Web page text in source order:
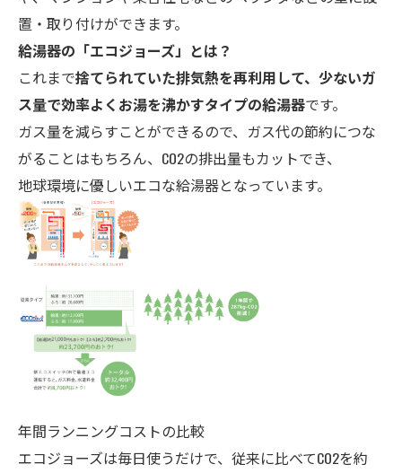
置・取り付けができます。
給湯器の「エコジョーズ」とは？
これまで捨てられていた排気熱を再利用して、少ないガ
ス量で効率よくお湯を沸かすタイプの給湯器です。
ガス量を減らすことができるので、ガス代の節約につな
がることはもちろん、CO2の排出量もカットでき、
地球環境に優しいエコな給湯器となっています。
年間ランニングコストの比較
エコジョーズは毎日使うだけで、従来に比べてCO2を約